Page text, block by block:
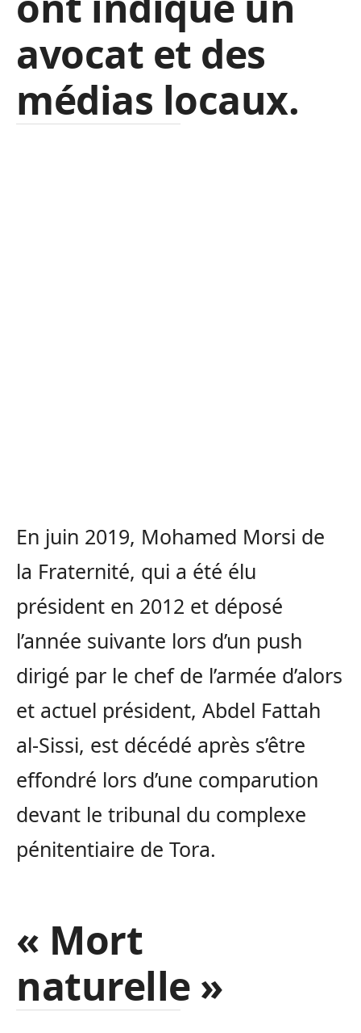
avocat et des
médias locaux.
En juin 2019, Mohamed Morsi de
la Fraternité, qui a été élu
président en 2012 et déposé
l’année suivante lors d’un push
dirigé par le chef de l’armée d’alors
et actuel président, Abdel Fattah
al-Sissi, est décédé après s’être
effondré lors d’une comparution
devant le tribunal du complexe
pénitentiaire de Tora.
« Mort
naturelle »